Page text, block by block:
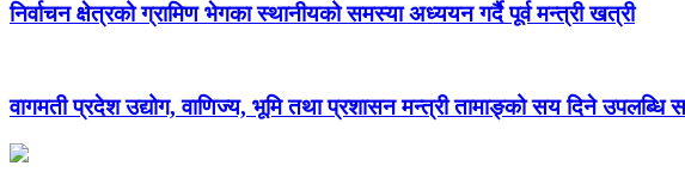
निर्वाचन क्षेत्रको ग्रामिण भेगका स्थानीयको समस्या अध्ययन गर्दै पूर्व मन्त्री खत्री
वागमती प्रदेश उद्योग, वाणिज्य, भूमि तथा प्रशासन मन्त्री तामाङ्को सय दिने उपलब्धि